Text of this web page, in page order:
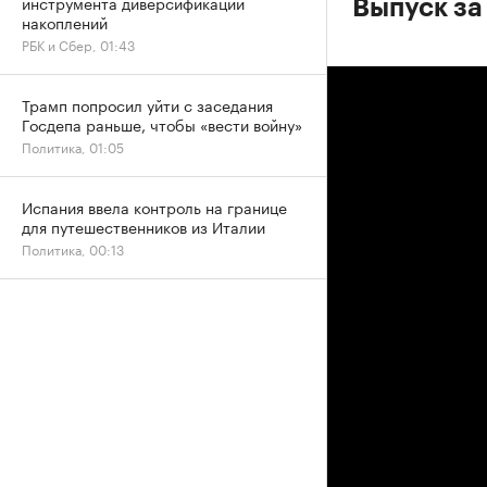
Выпуск
накоплений
РБК и Сбер, 01:43
Трамп попросил уйти с заседания
Госдепа раньше, чтобы «вести войну»
Политика, 01:05
Испания ввела контроль на границе
для путешественников из Италии
Политика, 00:13